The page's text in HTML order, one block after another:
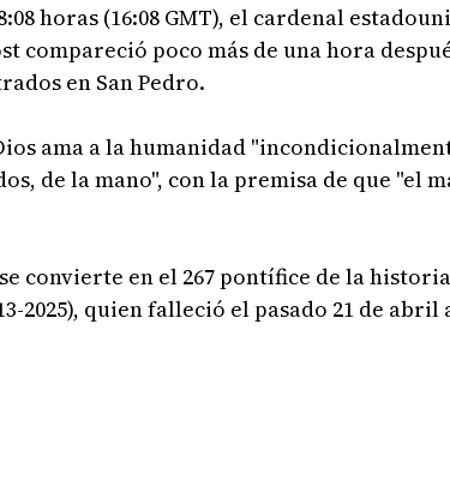
horas (16:08 GMT), el cardenal
compareció poco más de una hora
en San Pedro.
ama a la humanidad
de la mano", con la premisa de que "el
convierte en el 267 pontífice de la
2025), quien falleció el pasado 21 de abril